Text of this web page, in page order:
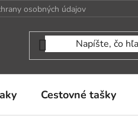
osobných údajov
Cestovné tašky